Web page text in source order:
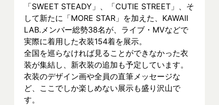
「SWEET STEADY」、「CUTIE STREET」、そ
して新たに「MORE STAR」を加えた、KAWAII
LAB.メンバー総勢38名が、ライブ・MVなどで
実際に着⽤した衣装154着を展示。
全国を巡らなければ見ることができなかった衣
装が集結し、新⾐装の追加も予定しています。
衣装のデザイン画や全員の直筆メッセージな
ど、ここでしか楽しめない展示も盛り沢山で
す。